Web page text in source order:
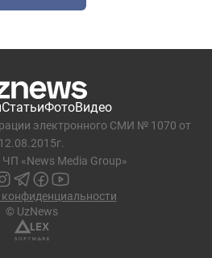
СтатьиФотоВидео
электронного СМИ № 1070 от
12.08.2015г.
ЧП «News Media Group»
© UzNews